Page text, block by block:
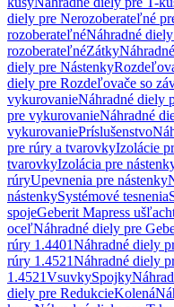
diely pre Nerozoberateľné
rozoberateľnéNáhradné
rozoberateľnéZátky
diely pre Nástenky
diely pre Rozdeľovače so
vykurovanieNáhradné diely
pre vykurovanieNáhradné
vykurovaniePríslušenstvo
pre rúry a tvarovkyIzolácie
tvarovkyIzolácia pre
rúryUpevnenia pre nástenky
nástenkySystémové tesnenia
spojeGeberit Mapress
oceľNáhradné diely pre
rúry 1.4401Náhradné diely
rúry 1.4521Náhradné diely
1.4521VsuvkySpojky
diely pre RedukcieKolená